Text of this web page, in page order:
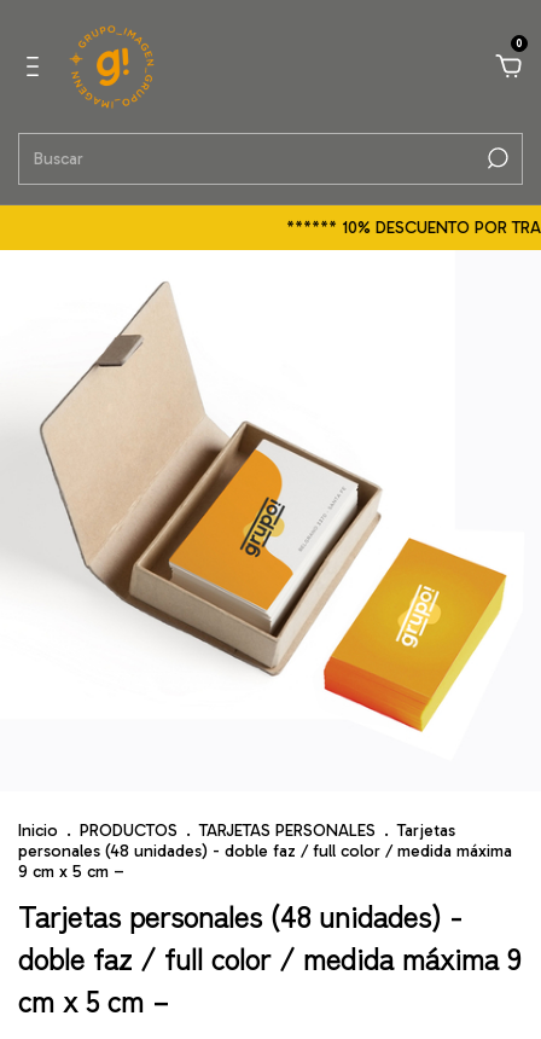
0
****** 10% DESCUENTO POR
Inicio . PRODUCTOS . TARJETAS PERSONALES . Tarjetas
personales (48 unidades) - doble faz / full color / medida máxima
9 cm x 5 cm –
Tarjetas personales (48 unidades) -
doble faz / full color / medida máxima 9
cm x 5 cm –